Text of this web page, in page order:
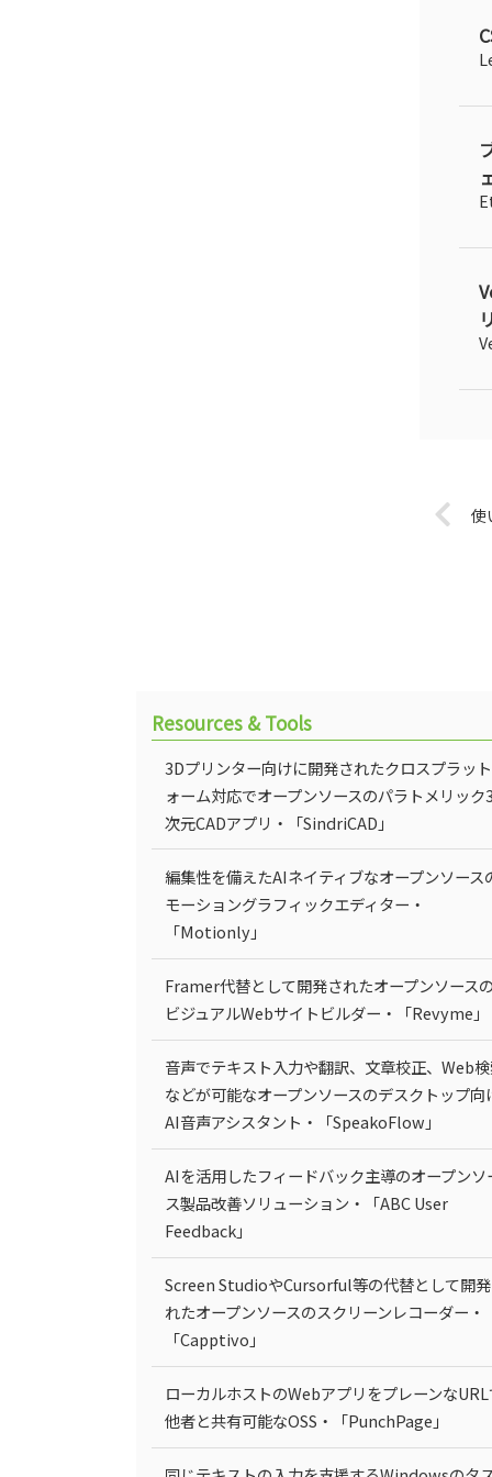
使
Resources & Tools
3Dプリンター向けに開発されたクロスプラッ
ォーム対応でオープンソースのパラトメリック
次元CADアプリ・「SindriCAD」
編集性を備えたAIネイティブなオープンソース
モーショングラフィックエディター・
「Motionly」
Framer代替として開発されたオープンソース
ビジュアルWebサイトビルダー・「Revyme」
音声でテキスト入力や翻訳、文章校正、Web
などが可能なオープンソースのデスクトップ向
AI音声アシスタント・「SpeakoFlow」
AIを活用したフィードバック主導のオープンソ
ス製品改善ソリューション・「ABC User
Feedback」
Screen StudioやCursorful等の代替として開
れたオープンソースのスクリーンレコーダー・
「Capptivo」
ローカルホストのWebアプリをプレーンな
他者と共有可能なOSS・「PunchPage」